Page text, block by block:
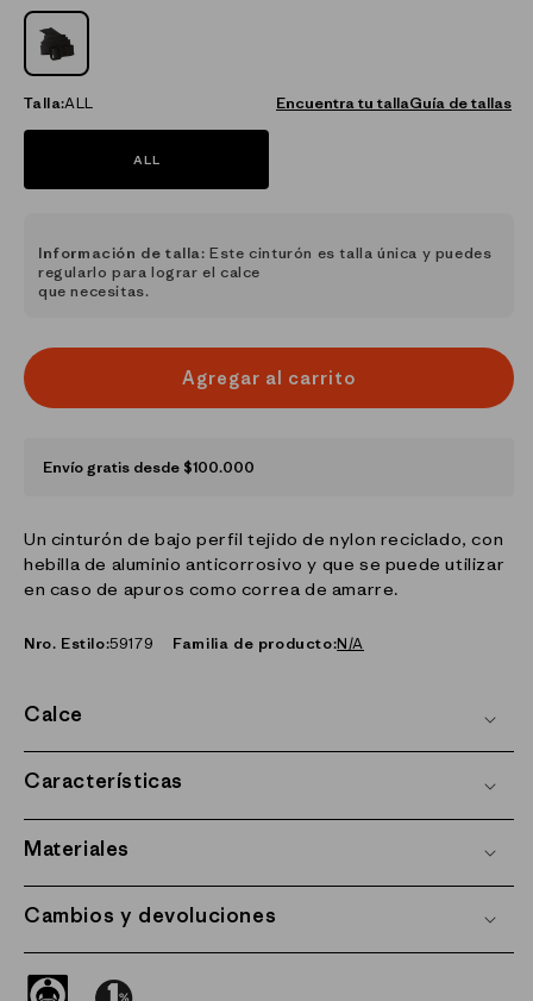
NEGRO_(BLK)
Talla:ALL Encuentra tu tallaGuía de tallas
ALL
Información de talla: Este cinturón es talla única y puedes
regularlo para lograr el calce
que necesitas.
Agregar al carrito
Envío gratis desde $100.000
Un cinturón de bajo perfil tejido de nylon reciclado, con
hebilla de aluminio anticorrosivo y que se puede utilizar
en caso de apuros como correa de amarre.
Nro. Estilo:59179 Familia de producto:N/A
Calce
Características
Materiales
Cambios y devoluciones